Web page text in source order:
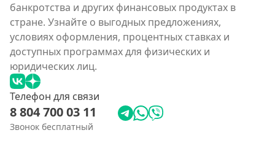
банкротства и других финансовых продуктах в
стране. Узнайте о выгодных предложениях,
условиях оформления, процентных ставках и
доступных программах для физических и
юридических лиц.
Телефон для связи
8 804 700 03 11
Звонок бесплатный